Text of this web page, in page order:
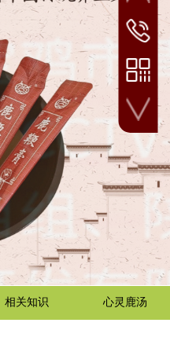
相关知识 心灵鹿汤
业务咨
微信扫一扫